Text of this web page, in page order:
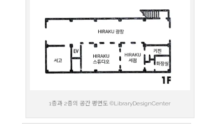
1층과 2층의 공간 평면도 ©LibraryDesignCenter